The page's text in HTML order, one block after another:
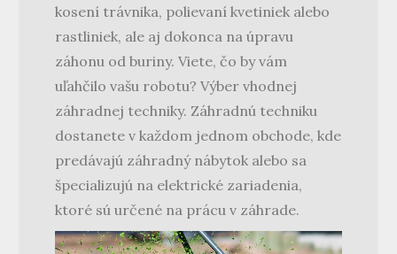
kosení trávnika, polievaní kvetiniek alebo
rastliniek, ale aj dokonca na úpravu
záhonu od buriny. Viete, čo by vám
uľahčilo vašu robotu? Výber vhodnej
záhradnej techniky. Záhradnú techniku
dostanete v každom jednom obchode, kde
predávajú záhradný nábytok alebo sa
špecializujú na elektrické zariadenia,
ktoré sú určené na prácu v záhrade.